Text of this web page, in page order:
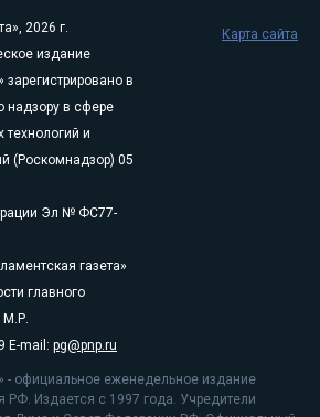
2026 г.
издание
зарегистрировано в
надзору в сфере
и
(Роскомнадзор) 05
Эл № ФС77-
газета»
главного
М.Р.
E-mail: pg@pnp.ru
- официальное еженедельное издание
РФ. Издается с 1997 года. Учредители
Карта сайта